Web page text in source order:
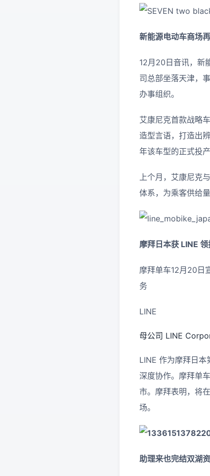
新能源电动车商场
12月20日音讯，新
司总部坐落天津，
办事组织。
艾康尼克首款战略
造型言语，打造出
年该车型的正式投产
上个月，艾康尼克
体系，为乘客供给
摩拜日本获 LINE
摩拜单车12月20日
务
LINE
母公司 LINE
LINE 作为摩拜日
深度协作。摩拜单
市。摩拜表明，将
场。
助理来也完结双湖